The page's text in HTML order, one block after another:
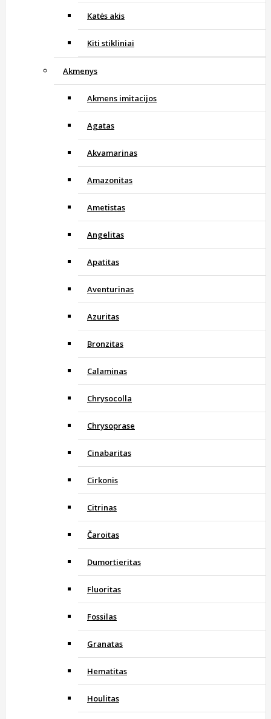
Katės akis
Kiti stikliniai
Akmenys
Akmens imitacijos
Agatas
Akvamarinas
Amazonitas
Ametistas
Angelitas
Apatitas
Aventurinas
Azuritas
Bronzitas
Calaminas
Chrysocolla
Chrysoprase
Cinabaritas
Cirkonis
Citrinas
Čaroitas
Dumortieritas
Fluoritas
Fossilas
Granatas
Hematitas
Houlitas